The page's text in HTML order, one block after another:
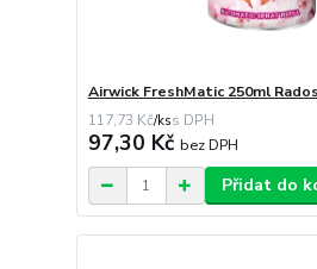
Airwick FreshMatic 250ml
117,73 Kč/ks
97,30 Kč bez DPH
Přidat do